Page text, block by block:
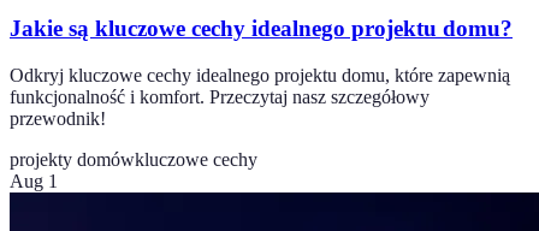
Jakie są kluczowe cechy idealnego projektu domu?
Odkryj kluczowe cechy idealnego projektu domu, które zapewnią
funkcjonalność i komfort. Przeczytaj nasz szczegółowy
przewodnik!
projekty domówkluczowe cechy
Aug 1